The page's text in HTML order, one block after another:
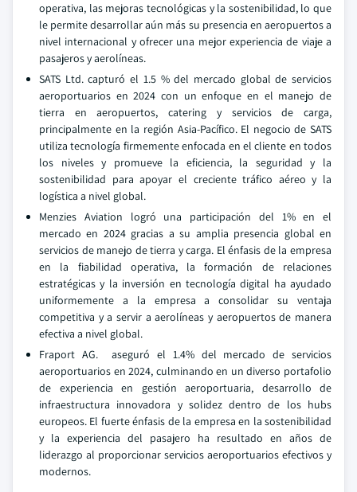
operativa, las mejoras tecnológicas y la sostenibilidad, lo que
le permite desarrollar aún más su presencia en aeropuertos a
nivel internacional y ofrecer una mejor experiencia de viaje a
pasajeros y aerolíneas.
SATS Ltd. capturó el 1.5 % del mercado global de servicios
aeroportuarios en 2024 con un enfoque en el manejo de
tierra en aeropuertos, catering y servicios de carga,
principalmente en la región Asia-Pacífico. El negocio de SATS
utiliza tecnología firmemente enfocada en el cliente en todos
los niveles y promueve la eficiencia, la seguridad y la
sostenibilidad para apoyar el creciente tráfico aéreo y la
logística a nivel global.
Menzies Aviation logró una participación del 1% en el
mercado en 2024 gracias a su amplia presencia global en
servicios de manejo de tierra y carga. El énfasis de la empresa
en la fiabilidad operativa, la formación de relaciones
estratégicas y la inversión en tecnología digital ha ayudado
uniformemente a la empresa a consolidar su ventaja
competitiva y a servir a aerolíneas y aeropuertos de manera
efectiva a nivel global.
Fraport AG. aseguró el 1.4% del mercado de servicios
aeroportuarios en 2024, culminando en un diverso portafolio
de experiencia en gestión aeroportuaria, desarrollo de
infraestructura innovadora y solidez dentro de los hubs
europeos. El fuerte énfasis de la empresa en la sostenibilidad
y la experiencia del pasajero ha resultado en años de
liderazgo al proporcionar servicios aeroportuarios efectivos y
modernos.